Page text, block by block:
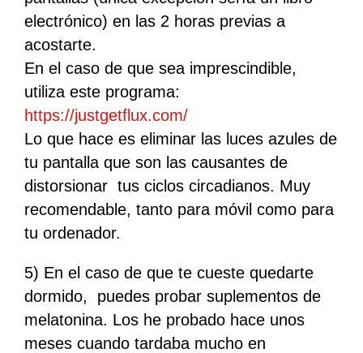
electrónico) en las 2 horas previas a
acostarte.
En el caso de que sea imprescindible,
utiliza este programa:
https://justgetflux.com/
Lo que hace es eliminar las luces azules de
tu pantalla que son las causantes de
distorsionar tus ciclos circadianos. Muy
recomendable, tanto para móvil como para
tu ordenador.
5) En el caso de que te cueste quedarte
dormido,
puedes probar suplementos de
melatonina. Los he probado hace unos
meses cuando tardaba mucho en